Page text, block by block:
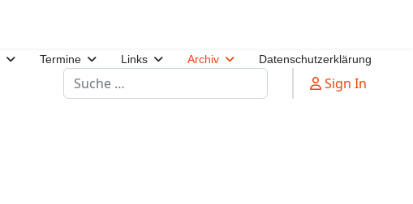
Termine Links Archiv Datenschutzerklärung
Suchen Sign In